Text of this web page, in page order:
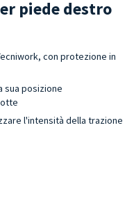
piede destro
con protezione in
sua posizione
l'intensità della trazione